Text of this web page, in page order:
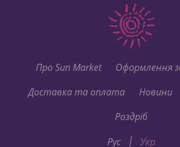
Про Sun Market
Оформлення
Доставка та оплата
Новини
Роздріб
Рус
| Укр